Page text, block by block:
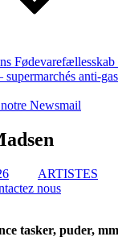
supermarchés anti-
Newsmail
ARTISTES
nous
tasker, puder, mm